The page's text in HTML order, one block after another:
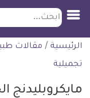
التخطي
للمحتوى
ابحث
الرئيسية / مقالات
تجميلية
مايكروبليدنج